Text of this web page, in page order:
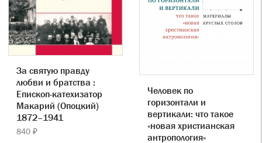
За святую правду
любви и братства :
Епископ-катехизатор
Макарий (Опоцкий)
1872–1941
840 ₽
Человек по
горизонтали и
вертикали: что такое
«новая христианская
антропология»